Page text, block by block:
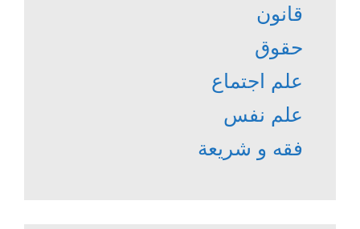
قانون
حقوق
علم اجتماع
علم نفس
فقه و شريعة